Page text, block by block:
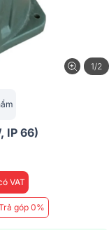
1/2
IP 66)
VAT
góp 0%